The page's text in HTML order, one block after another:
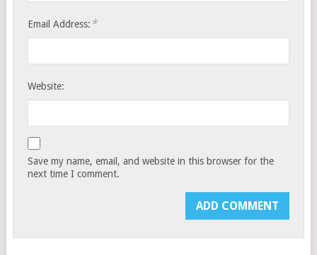
Email Address: *
Website:
Save my name, email, and website in this browser for the
next time I comment.